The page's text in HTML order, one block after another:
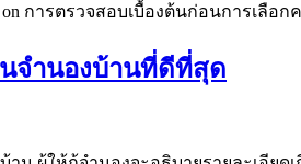
การตรวจสอบเบื้องต้นก่อนการเลือก
นจำนองบ้านที่ดีที่สุด